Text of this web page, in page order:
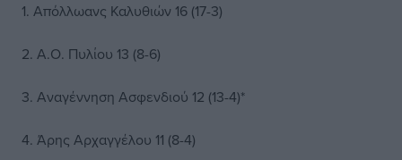
1. Απόλλωανς Καλυθιών 16 (17-3)
2. Α.Ο. Πυλίου 13 (8-6)
3. Αναγέννηση Ασφενδιού 12 (13-4)*
4. Άρης Αρχαγγέλου 11 (8-4)